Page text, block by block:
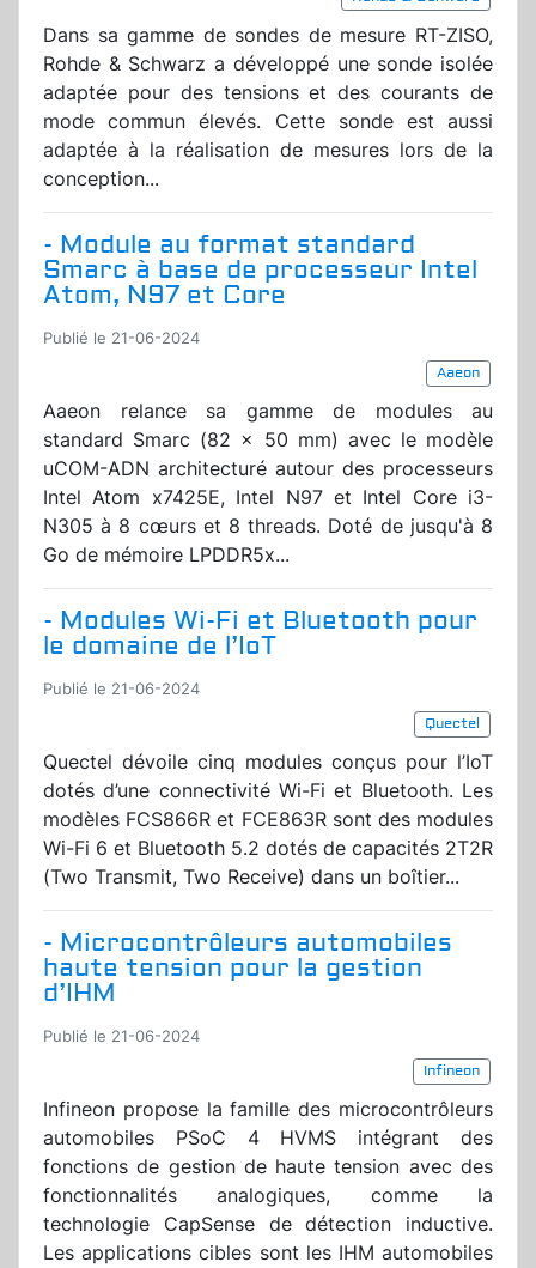
Dans sa gamme de sondes de mesure RT-ZISO,
Rohde & Schwarz a développé une sonde isolée
adaptée pour des tensions et des courants de
mode commun élevés. Cette sonde est aussi
adaptée à la réalisation de mesures lors de la
conception...
- Module au format standard
Smarc à base de processeur Intel
Atom, N97 et Core
Publié le 21-06-2024
Aaeon
Aaeon relance sa gamme de modules au
standard Smarc (82 x 50 mm) avec le modèle
uCOM-ADN architecturé autour des processeurs
Intel Atom x7425E, Intel N97 et Intel Core i3-
N305 à 8 cœurs et 8 threads. Doté de jusqu'à 8
Go de mémoire LPDDR5x...
- Modules Wi-Fi et Bluetooth pour
le domaine de l’IoT
Publié le 21-06-2024
Quectel
Quectel dévoile cinq modules conçus pour l’IoT
dotés d’une connectivité Wi-Fi et Bluetooth. Les
modèles FCS866R et FCE863R sont des modules
Wi-Fi 6 et Bluetooth 5.2 dotés de capacités 2T2R
(Two Transmit, Two Receive) dans un boîtier...
- Microcontrôleurs automobiles
haute tension pour la gestion
d’IHM
Publié le 21-06-2024
Infineon
Infineon propose la famille des microcontrôleurs
automobiles PSoC 4 HVMS intégrant des
fonctions de gestion de haute tension avec des
fonctionnalités analogiques, comme la
technologie CapSense de détection inductive.
Les applications cibles sont les IHM automobiles